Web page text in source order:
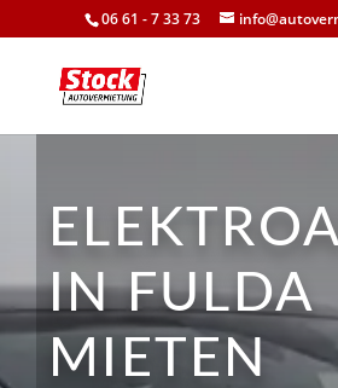
06 61 - 7 33 73
IN FULDA
MIETEN